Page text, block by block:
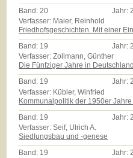
Band: 20 Jahr:
Verfasser: Maier, Reinhold
Friedhofsgeschichten. Mit einer
Band: 19 Jahr:
Verfasser: Zollmann, Günther
Die Fünfziger Jahre in Deutschland
Band: 19 Jahr:
Verfasser: Kübler, Winfried
Kommunalpolitik der 1950er
Band: 19 Jahr:
Verfasser: Seif, Ulrich A.
Siedlungsbau und -genese
Band: 19 Jahr: